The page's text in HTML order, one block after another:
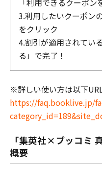
「利用できるクーポ
3.利用したいクーポン
をクリック
4.割引が適用されてい
る」で完了！
※詳しい使い方は以下
https://faq.booklive.jp/
「集英社×ブッコミ
概要